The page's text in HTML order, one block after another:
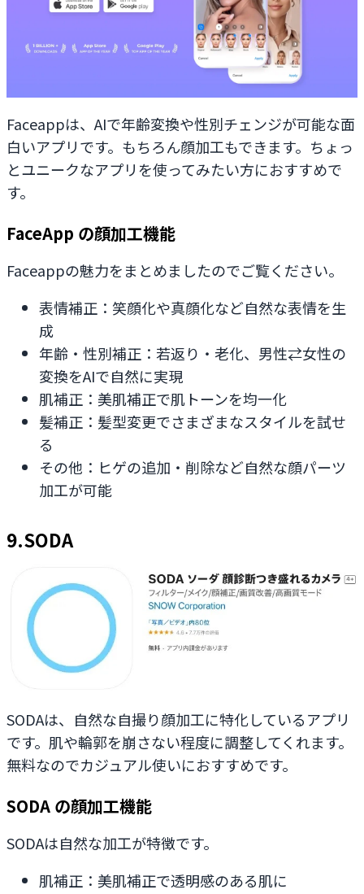
Faceappは、AIで年齢変換や性別チェンジが可能な面
白いアプリです。もちろん顔加工もできます。ちょっ
とユニークなアプリを使ってみたい方におすすめで
す。
FaceApp の顔加工機能
Faceappの魅力をまとめましたのでご覧ください。
表情補正：笑顔化や真顔化など自然な表情を生
成
年齢・性別補正：若返り・老化、男性⇄女性の
変換をAIで自然に実現
肌補正：美肌補正で肌トーンを均一化
髪補正：髪型変更でさまざまなスタイルを試せ
る
その他：ヒゲの追加・削除など自然な顔パーツ
加工が可能
9.SODA
SODAは、自然な自撮り顔加工に特化しているアプリ
です。肌や輪郭を崩さない程度に調整してくれます。
無料なのでカジュアル使いにおすすめです。
SODA の顔加工機能
SODAは自然な加工が特徴です。
肌補正：美肌補正で透明感のある肌に